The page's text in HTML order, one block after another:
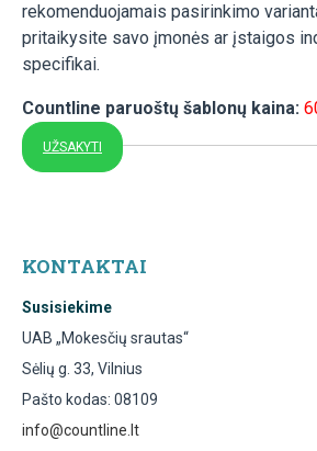
rekomenduojamais pasirinkimo
pritaikysite savo įmonės ar įstaigos
specifikai.
Countline paruoštų šablonų kaina:
UŽSAKYTI
KONTAKTAI
Susisiekime
UAB „Mokesčių srautas“
Sėlių g. 33, Vilnius
Pašto kodas: 08109
info@countline.lt